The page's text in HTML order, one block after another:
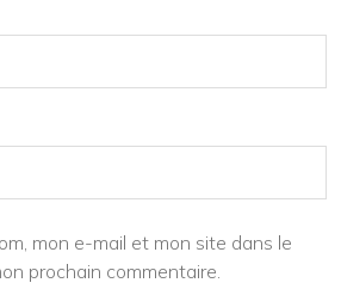
mon e-mail et mon site dans le
prochain commentaire.